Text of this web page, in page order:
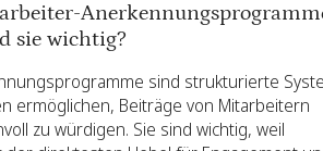
sie wichtig?
sind strukturierte
ermöglichen, Beiträge von Mitarbeitern
zu würdigen. Sie sind wichtig, weil